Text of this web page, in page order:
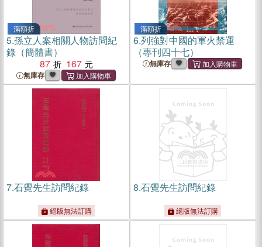
滿額折
5.孫立人案相關人物訪問紀
錄（簡體書）
87
167
無庫存
滿額折
6.列強對中國的軍火禁運
（專刊四十七）
無庫存
7.石覺先生訪問紀錄
絕版無法訂購
8.石覺先生訪問紀錄
絕版無法訂購